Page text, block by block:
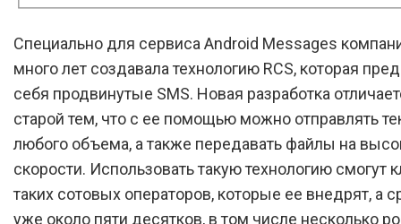
Специально для сервиса Android Messages
много лет создавала технологию RCS, которая
себя продвинутые SMS. Новая разработка
старой тем, что с ее помощью можно отправлять
любого объема, а также передавать файлы на
скорости. Использовать такую технологию смогут
таких сотовых операторов, которые ее внедрят, а
уже около пяти десятков, в том числе несколько